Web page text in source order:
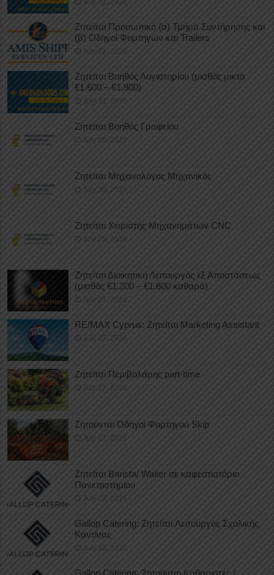
July 31, 2026
Ζητείται Προσωπικό (α) Τμήμα Συντήρησης και
(β) Οδηγοί Φορτηγών και Trailers
July 31, 2026
Ζητείται Βοηθός Λογιστηρίου (μισθός μικτά
€1.600 – €1.800)
July 31, 2026
Ζητείται Βοηθός Γραφείου
July 30, 2026
Ζητείται Μηχανολόγος Μηχανικός
July 30, 2026
Ζητείται Χειριστής Μηχανημάτων CNC
July 29, 2026
Ζητείται Διοικητική Λειτουργός εξ Αποστάσεως
(μισθός €1.200 – €1.600 καθαρά)
July 27, 2026
RE/MAX Cyprus: Ζητείται Marketing Assistant
July 27, 2026
Ζητείται Περιβολάρης part-time
July 27, 2026
Ζητούνται Οδηγοί Φορτηγού Skip
July 27, 2026
Ζητείται Barista/ Waiter σε καφεστιατόριο
Πανεπιστημίου
July 23, 2026
Gallop Catering: Ζητείται Λειτουργός Σχολικής
Καντίνας
July 23, 2026